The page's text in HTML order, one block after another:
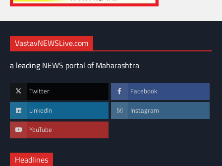
VastavNEWSLive.com
a leading NEWS portal of Maharashtra
Twitter Facebook
LinkedIn Instagram
YouTube
Headlines